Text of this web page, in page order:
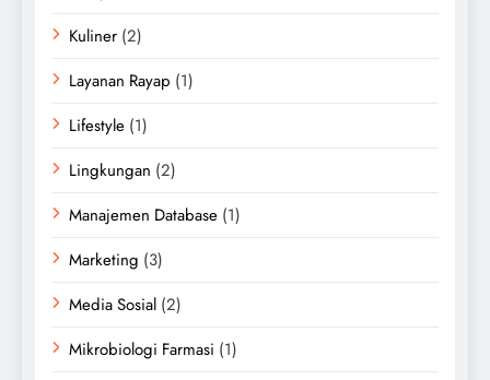
Kuliner (2)
Layanan Rayap (1)
Lifestyle (1)
Lingkungan (2)
Manajemen Database (1)
Marketing (3)
Media Sosial (2)
Mikrobiologi Farmasi (1)